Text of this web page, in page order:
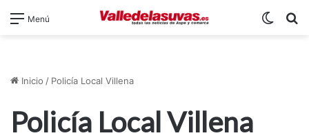
Menú
Inicio / Policía Local Villena
Policía Local Villena